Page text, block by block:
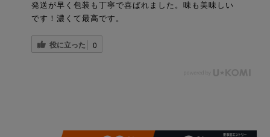
発送が早く包装も丁寧で喜ばれました。味も美味しい
です！濃くて最高です。
役に立った 0